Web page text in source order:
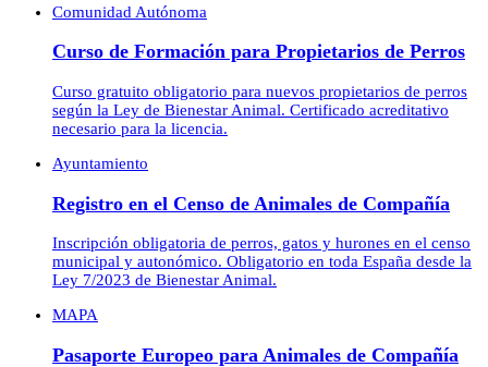
Comunidad Autónoma
Curso de Formación para Propietarios de Perros
Curso gratuito obligatorio para nuevos propietarios de perros
según la Ley de Bienestar Animal. Certificado acreditativo
necesario para la licencia.
Ayuntamiento
Registro en el Censo de Animales de Compañía
Inscripción obligatoria de perros, gatos y hurones en el censo
municipal y autonómico. Obligatorio en toda España desde la
Ley 7/2023 de Bienestar Animal.
MAPA
Pasaporte Europeo para Animales de Compañía